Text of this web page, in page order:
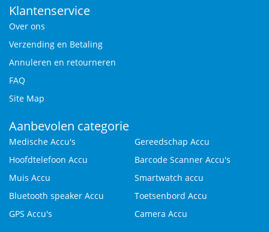
Klantenservice
Over ons
Verzending en Betaling
Annuleren en retourneren
FAQ
Site Map
Aanbevolen categorie
Medische Accu's
Gereedschap Accu
Hoofdtelefoon Accu
Barcode Scanner Accu's
Muis Accu
Smartwatch accu
Bluetooth speaker Accu
Toetsenbord Accu
GPS Accu's
Camera Accu